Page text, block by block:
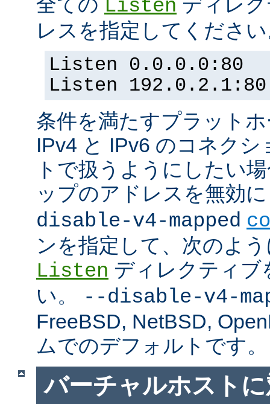
Listen
レスを指定してくださ
Listen 0.0.0.0:80
Listen 192.0.2.1:80
条件を満たすプラット
IPv4 と IPv6 のコネク
トで扱うようにしたい
ップのアドレスを無効
disable-v4-mapped
ンを指定して、次のよ
Listen ディレクティブ
い。
--disable-v4-
FreeBSD, NetBSD,
ムでのデフォルトです。
バーチャルホスト